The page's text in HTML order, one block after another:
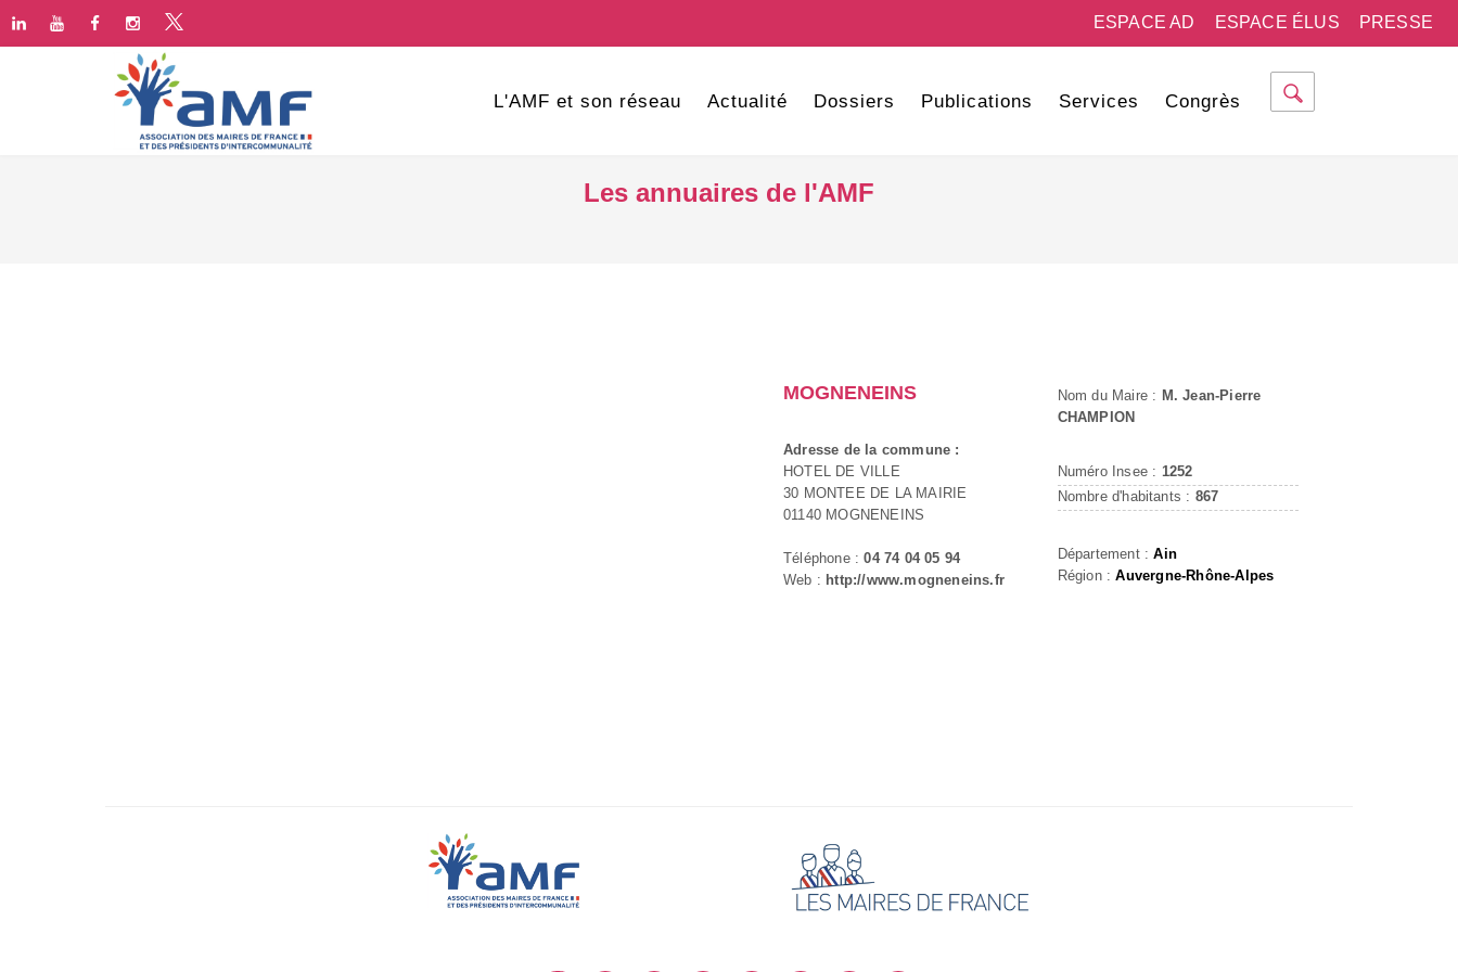
PRESSE
ESPACE ÉLUS
ESPACE AD
L'AMF et son réseau Actualité Dossiers Publications Services Congrès
Les annuaires de l'AMF
MOGNENEINS
Adresse de la commune :
HOTEL DE VILLE
30 MONTEE DE LA MAIRIE
01140 MOGNENEINS
Téléphone :04 74 04 05 94
Web : http://www.mogneneins.fr
Nom du Maire : M. Jean-Pierre
CHAMPION
Numéro Insee : 1252
Nombre d'habitants : 867
Département :Ain
Région :Auvergne-Rhône-Alpes